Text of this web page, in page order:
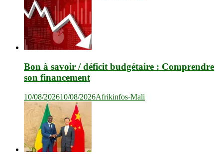
Bon à savoir / déficit budgétaire : Comprendre
son financement
10/08/202610/08/2026Afrikinfos-Mali